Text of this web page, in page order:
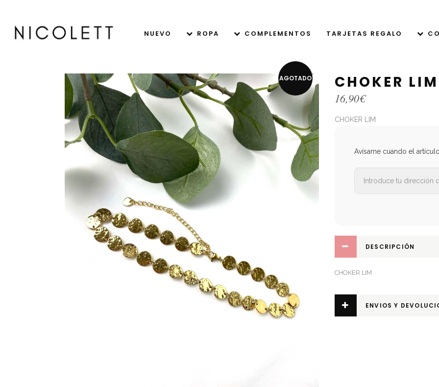
NUEVO ROPA COMPLEMENTOS TARJETAS REGALO
AGOTADO CHOKER LIM
16,90€
CHOKER LIM
Avísame cuando el
DESCRIPCIÓN
CHOKER LIM
ENVIOS Y